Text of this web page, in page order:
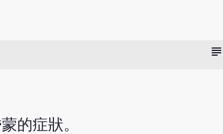
subject
的症狀。